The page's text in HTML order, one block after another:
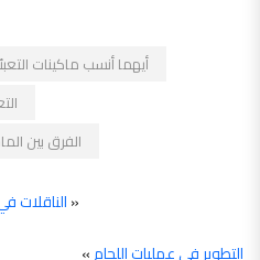
أيهما أنسب ماكينات
الفرق بين
«الناقلات
التطوير فى عمليات اللحام»